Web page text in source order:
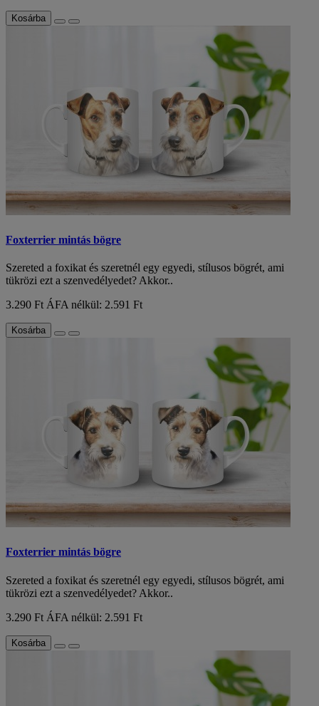
Kosárba
Foxterrier mintás bögre
Szereted a foxikat és szeretnél egy egyedi, stílusos bögrét, ami
tükrözi ezt a szenvedélyedet? Akkor..
3.290 Ft ÁFA nélkül: 2.591 Ft
Kosárba
Foxterrier mintás bögre
Szereted a foxikat és szeretnél egy egyedi, stílusos bögrét, ami
tükrözi ezt a szenvedélyedet? Akkor..
3.290 Ft ÁFA nélkül: 2.591 Ft
Kosárba